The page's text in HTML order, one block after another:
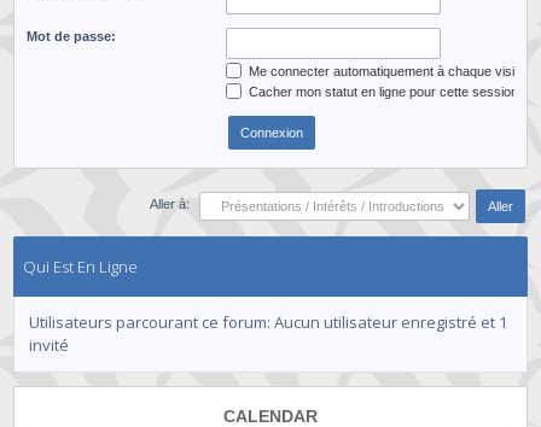
Mot de passe:
Me connecter automatiquement à chaque visite
Cacher mon statut en ligne pour cette session
Aller à:
Qui Est En Ligne
Utilisateurs parcourant ce forum: Aucun utilisateur enregistré et 1
invité
CALENDAR